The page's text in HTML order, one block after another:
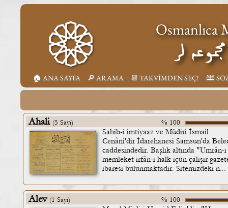
Osmanlıca
لر
🏠︎ ANA SAYFA 🔎︎ ARAMA 📆︎ TAKVİMDEN SEÇ! 🕮
Ahali (5 Sayı) % 100
Sahib-i imtiyaaz ve Müdiri İsmail
Cenâni'dir İdarehanesi Samsun'da
caddesindedir. Başlık altında "Umrân-ı
memleket irfân-ı halk içün çalışır
ibaresi bulunmaktadır. Sitemizdeki n...
Alev (1 Sayı) % 100